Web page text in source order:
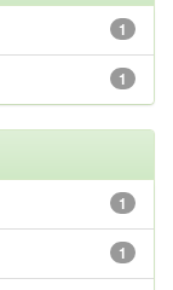
1
1
1
1